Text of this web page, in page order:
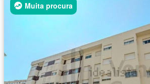
Muita procura